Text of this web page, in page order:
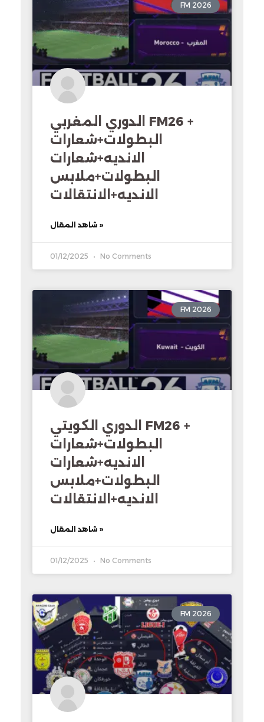
FM 2026
الدوري المغربي FM26 +
البطولات+شعارات
الانديه+شعارات
البطولات+ملابس
الانديه+الانتقالات
شاهد المقال »
01/12/2025 No Comments
FM 2026
الدوري الكويتي FM26 +
البطولات+شعارات
الانديه+شعارات
البطولات+ملابس
الانديه+الانتقالات
شاهد المقال »
01/12/2025 No Comments
FM 2026